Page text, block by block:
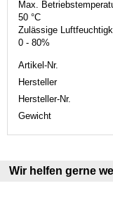
Max.
50 °C
Zulässige
0 - 80%
Artikel-Nr.
Hersteller
Hersteller-Nr.
Gewicht
Wir helfen gerne